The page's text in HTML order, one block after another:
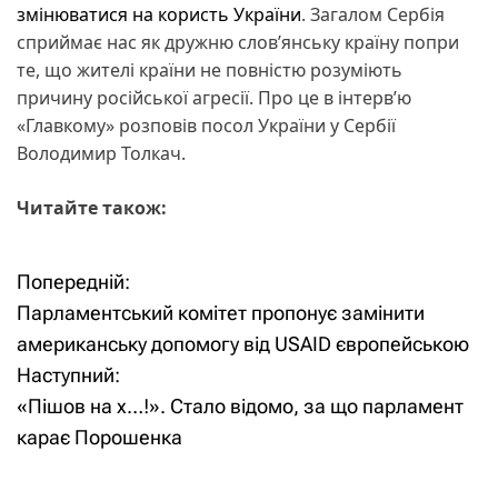
змінюватися на користь України. Загалом Сербія
сприймає нас як дружню слов’янську країну попри
те, що жителі країни не повністю розуміють
причину російської агресії. Про це в інтерв’ю
«Главкому» розповів посол України у Сербії
Володимир Толкач.
Читайте також:
Н
а
в
і
Попередній:
Парламентський комітет пропонує замінити
американську допомогу від USAID європейською
Наступний:
«Пішов на х…!». Стало відомо, за що парламент
карає Порошенка